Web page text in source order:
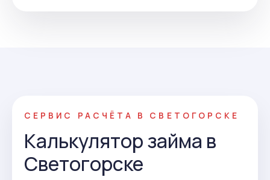
СЕРВИС РАСЧЁТА В СВЕТОГОРСКЕ
Калькулятор займа в
Светогорске